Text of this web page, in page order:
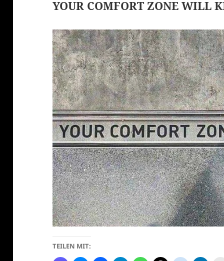
YOUR COMFORT ZONE WILL
TEILEN MIT: